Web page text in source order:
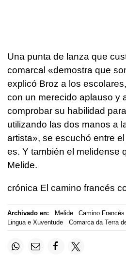
Una punta de lanza que
comarcal «demostra que
explicó Broz a los
con un merecido aplauso y
comprobar su habilidad
utilizando las dos manos a
artista», se escuchó entre
es. Y también el melidense
Melide.
crónica El camino francés
Archivado en: Melide Camino Francés
Lingua e Xuventude
Comarca da Terra